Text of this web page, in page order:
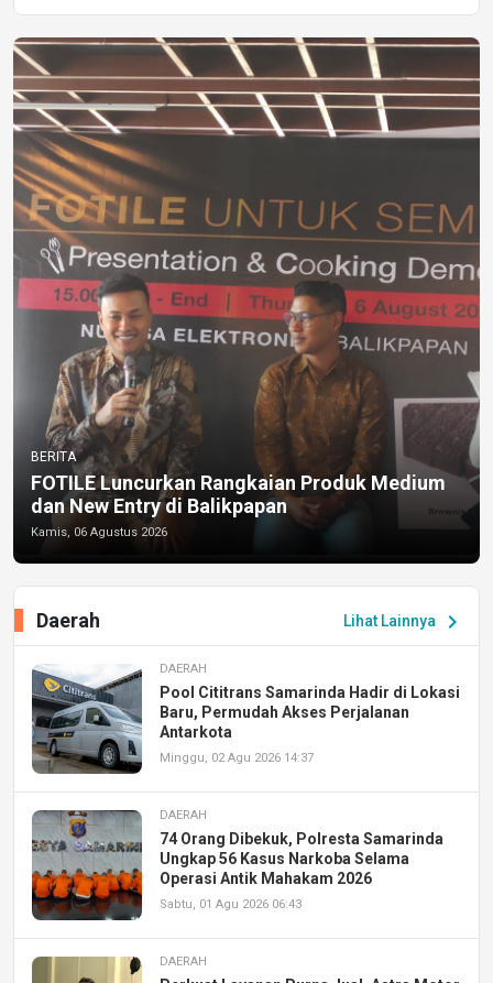
BERITA
FOTILE Luncurkan Rangkaian Produk Medium
dan New Entry di Balikpapan
Kamis, 06 Agustus 2026
Lihat Lainnya chevron_right
Daerah
DAERAH
Pool Cititrans Samarinda Hadir di Lokasi
Baru, Permudah Akses Perjalanan
Antarkota
Minggu, 02 Agu 2026 14:37
DAERAH
74 Orang Dibekuk, Polresta Samarinda
Ungkap 56 Kasus Narkoba Selama
Operasi Antik Mahakam 2026
Sabtu, 01 Agu 2026 06:43
DAERAH